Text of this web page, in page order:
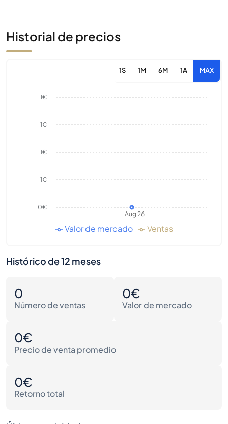
Historial de precios
1S 1M 6M 1A MAX
Aug 26
0€
1€
1€
1€
1€
Valor de mercado Ventas
Histórico de 12 meses
0
Número de ventas
0€
Valor de mercado
0€
Precio de venta promedio
0€
Retorno total